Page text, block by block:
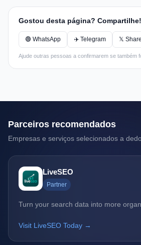
Gostou desta página? Compartilhe!
🟢 WhatsApp ✈️ Telegram 𝕏 Share
Ajude outras pessoas a confirmarem se também
Parceiros recomendados
Empresas e serviços selecionados a
LiveSEO
Partner
Turn your search data into more
Visit LiveSEO Today →